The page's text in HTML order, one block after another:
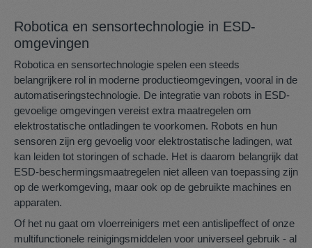
Robotica en sensortechnologie in ESD-
omgevingen
Robotica en sensortechnologie spelen een steeds
belangrijkere rol in moderne productieomgevingen, vooral in de
automatiseringstechnologie. De integratie van robots in ESD-
gevoelige omgevingen vereist extra maatregelen om
elektrostatische ontladingen te voorkomen. Robots en hun
sensoren zijn erg gevoelig voor elektrostatische ladingen, wat
kan leiden tot storingen of schade. Het is daarom belangrijk dat
ESD-beschermingsmaatregelen niet alleen van toepassing zijn
op de werkomgeving, maar ook op de gebruikte machines en
apparaten.
Of het nu gaat om vloerreinigers met een antislipeffect of onze
multifunctionele reinigingsmiddelen voor universeel gebruik - al